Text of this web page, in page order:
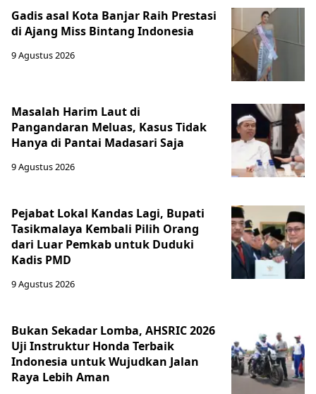
Gadis asal Kota Banjar Raih Prestasi
di Ajang Miss Bintang Indonesia
9 Agustus 2026
Masalah Harim Laut di
Pangandaran Meluas, Kasus Tidak
Hanya di Pantai Madasari Saja
9 Agustus 2026
Pejabat Lokal Kandas Lagi, Bupati
Tasikmalaya Kembali Pilih Orang
dari Luar Pemkab untuk Duduki
Kadis PMD
9 Agustus 2026
Bukan Sekadar Lomba, AHSRIC 2026
Uji Instruktur Honda Terbaik
Indonesia untuk Wujudkan Jalan
Raya Lebih Aman